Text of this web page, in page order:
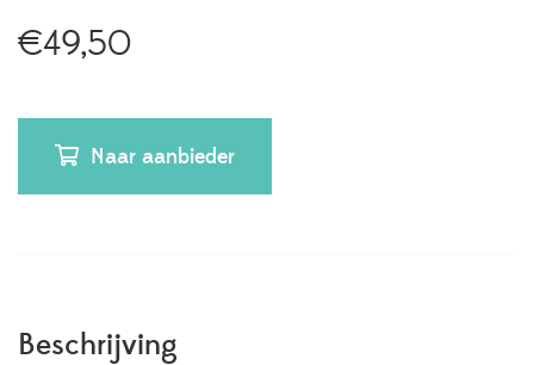
€49,50
Naar aanbieder
Beschrijving